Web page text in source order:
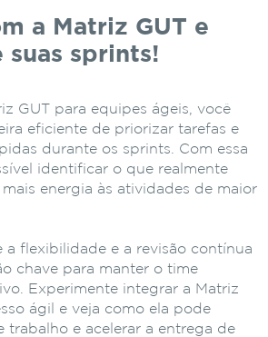
a Matriz GUT e
suas sprints!
GUT para equipes ágeis, você
eficiente de priorizar tarefas e
durante os sprints. Com essa
identificar o que realmente
energia às atividades de maior
a flexibilidade e a revisão contínua
chave para manter o time
Experimente integrar a Matriz
ágil e veja como ela pode
trabalho e acelerar a entrega de